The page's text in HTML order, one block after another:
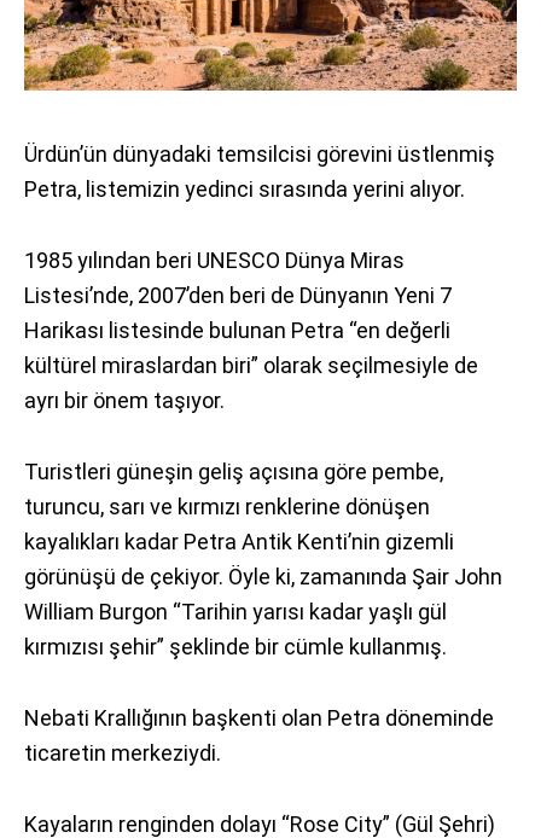
Ürdün’ün dünyadaki temsilcisi görevini üstlenmiş
Petra, listemizin yedinci sırasında yerini alıyor.
1985 yılından beri UNESCO Dünya Miras
Listesi’nde, 2007’den beri de Dünyanın Yeni 7
Harikası listesinde bulunan Petra “en değerli
kültürel miraslardan biri” olarak seçilmesiyle de
ayrı bir önem taşıyor.
Turistleri güneşin geliş açısına göre pembe,
turuncu, sarı ve kırmızı renklerine dönüşen
kayalıkları kadar Petra Antik Kenti’nin gizemli
görünüşü de çekiyor. Öyle ki, zamanında Şair John
William Burgon “Tarihin yarısı kadar yaşlı gül
kırmızısı şehir” şeklinde bir cümle kullanmış.
Nebati Krallığının başkenti olan Petra döneminde
ticaretin merkeziydi.
Kayaların renginden dolayı “Rose City” (Gül Şehri)